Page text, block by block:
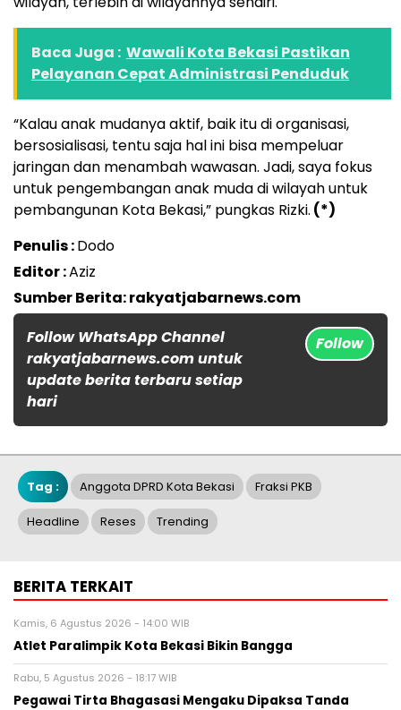
Baca Juga : Wawali Kota Bekasi Pastikan
Pelayanan Cepat Administrasi Penduduk
“Kalau anak mudanya aktif, baik itu di organisasi,
bersosialisasi, tentu saja hal ini bisa mempeluar
jaringan dan menambah wawasan. Jadi, saya fokus
untuk pengembangan anak muda di wilayah untuk
pembangunan Kota Bekasi,” pungkas Rizki. (*)
Penulis :Dodo
Editor :Aziz
Sumber Berita: rakyatjabarnews.com
Follow WhatsApp Channel
rakyatjabarnews.com untuk
update berita terbaru setiap
hari
Follow
Tag : Anggota DPRD Kota Bekasi Fraksi PKB
Headline Reses Trending
BERITA TERKAIT
Kamis, 6 Agustus 2026 - 14:00 WIB
Atlet Paralimpik Kota Bekasi Bikin Bangga
Rabu, 5 Agustus 2026 - 18:17 WIB
Pegawai Tirta Bhagasasi Mengaku Dipaksa Tanda